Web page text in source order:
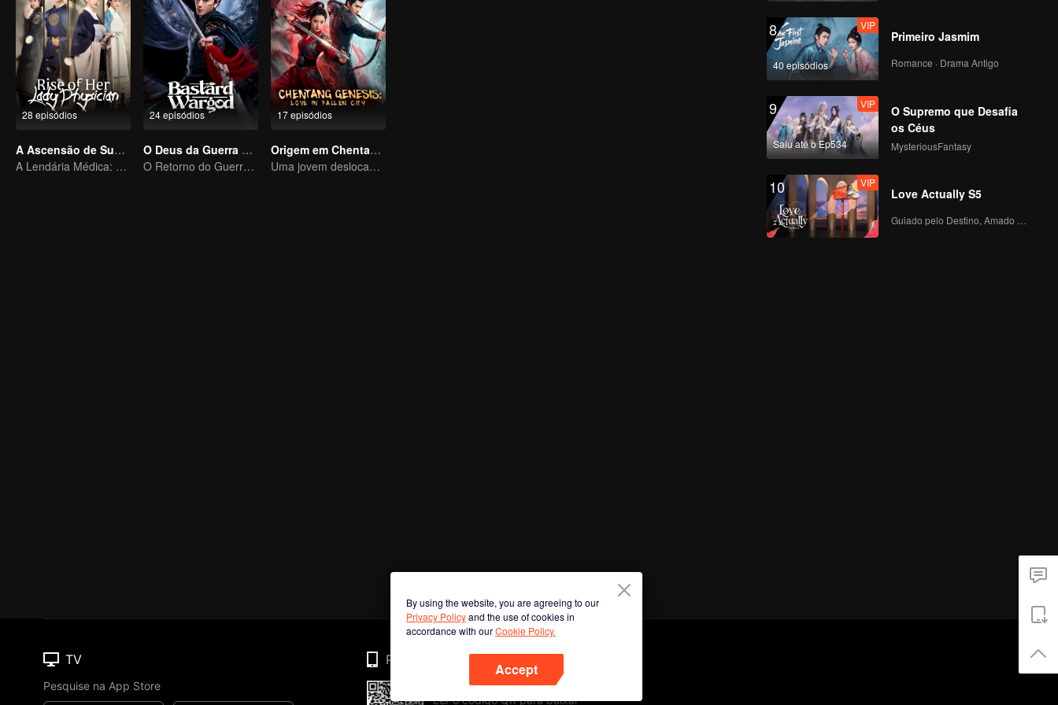
28 episódios
A Ascensão de Sua Médica
A Lendária Médica: O Triunfo de uma Médica na Corte Imperial
24 episódios
O Deus da Guerra Bastardo
O Retorno do Guerreiro Divino! Conquiste Inimigos, Conquiste Corações
17 episódios
Origem em Chentang: Amor na Cidade Caída
Uma jovem deslocada no tempo casa-se com o soberano, uma batalha abala o mundo
8
40 episódios
VIP
Primeiro Jasmim
Romance · Drama Antigo
9
Saiu até o Ep534
VIP
O Supremo que Desafia
os Céus
MysteriousFantasy
10 VIP
Love Actually S5
By using the website, you are agreeing to our
Privacy Policyand the use of cookies in
accordance with ourCookie Policy.
Accept
TV
Pesquise na App Store
Phone
Ler o código QR para baixar